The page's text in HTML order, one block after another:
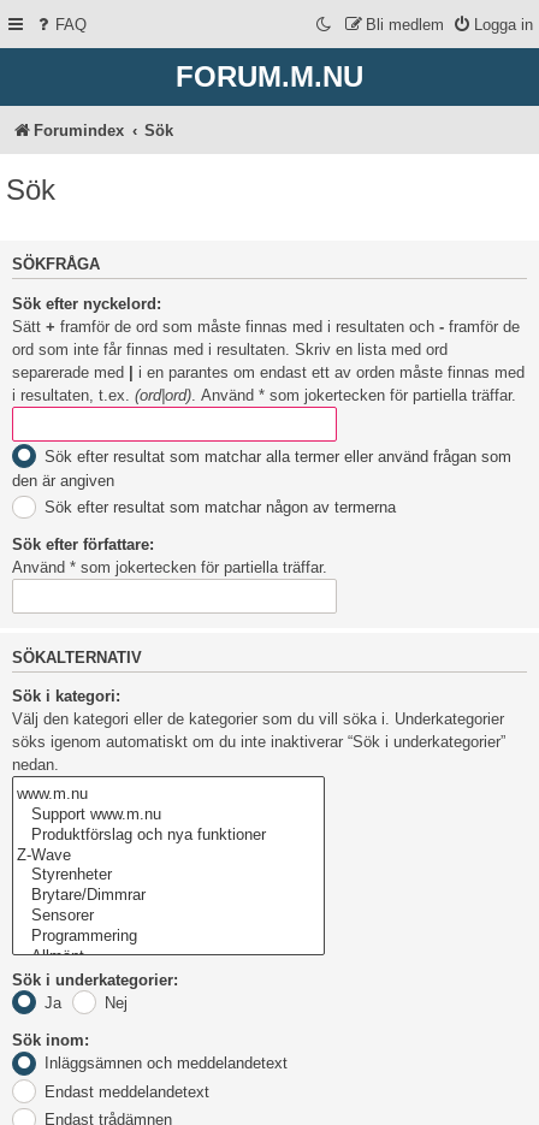
FAQ Logga in
Bli medlem
FORUM.M.NU
Forumindex Sök
Sök
SÖKFRÅGA
Sök efter nyckelord:
Sätt + framför de ord som måste finnas med i resultaten och - framför de
ord som inte får finnas med i resultaten. Skriv en lista med ord
separerade med | i en parantes om endast ett av orden måste finnas med
i resultaten, t.ex. (ord|ord) . Använd * som jokertecken för partiella träffar.
Sök efter resultat som matchar alla termer eller använd frågan som
den är angiven
Sök efter resultat som matchar någon av termerna
Sök efter författare:
Använd * som jokertecken för partiella träffar.
SÖKALTERNATIV
Sök i kategori:
Välj den kategori eller de kategorier som du vill söka i. Underkategorier
söks igenom automatiskt om du inte inaktiverar “Sök i underkategorier”
nedan.
Sök i underkategorier:
Ja
Nej
Sök inom:
Inläggsämnen och meddelandetext
Endast meddelandetext
Endast trådämnen